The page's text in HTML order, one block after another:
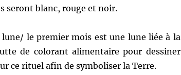
seront blanc, rouge et noir.
le premier mois est une lune liée à la
de colorant alimentaire pour dessiner
ce rituel afin de symboliser la Terre.